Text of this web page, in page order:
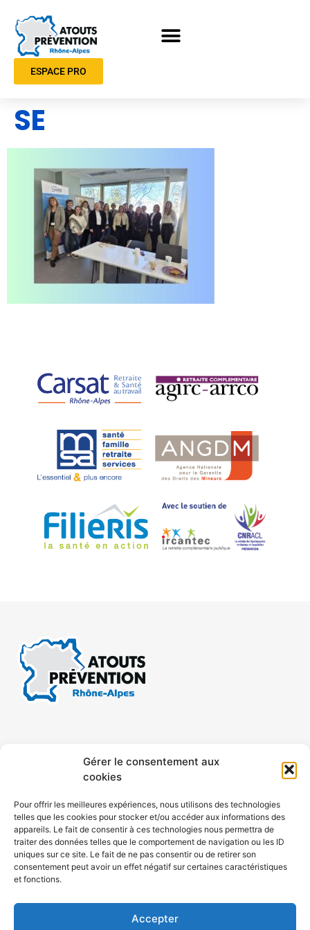
Gérer le consentement aux
cookies
Pour offrir les meilleures expériences, nous utilisons des technologies
telles que les cookies pour stocker et/ou accéder aux informations des
appareils. Le fait de consentir à ces technologies nous permettra de
traiter des données telles que le comportement de navigation ou les ID
uniques sur ce site. Le fait de ne pas consentir ou de retirer son
consentement peut avoir un effet négatif sur certaines caractéristiques
et fonctions.
Accepter
ESPACE PRO
SE
CONTACT MENTIONS LÉGALES
ACCESSIBILITÉ
POLITIQUE DE COOKIES (UE)